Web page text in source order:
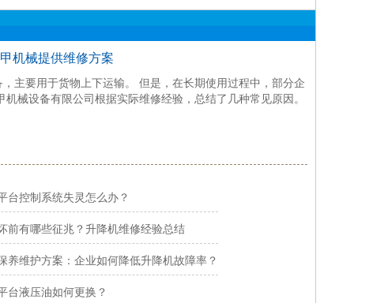
机械提供维修方案
主要用于货物上下运输。 但是，在长期使用过程中，部分企
械设备有限公司根据实际维修经验，总结了几种常见原因。
台控制系统失灵怎么办？
前有哪些征兆？升降机维修经验总结
养维护方案：企业如何降低升降机故障率？
台液压油如何更换？